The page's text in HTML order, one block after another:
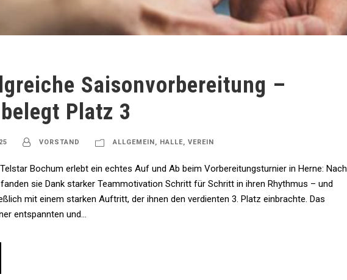
Saisonvorbereitung –
Platz 3
VORSTAND ALLGEMEIN, HALLE, VEREIN
Bochum erlebt ein echtes Auf und Ab beim Vorbereitungsturnier in Herne: Nach
sie Dank starker Teammotivation Schritt für Schritt in ihren Rhythmus – und
mit einem starken Auftritt, der ihnen den verdienten 3. Platz einbrachte. Das
entspannten und...